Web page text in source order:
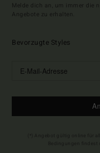
Melde dich an, um immer die
Angebote zu erhalten.
Bevorzugte Styles